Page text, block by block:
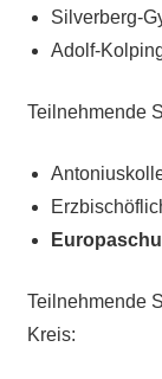
Silverberg-
Adolf-
Teilnehmende
Teilnehmende
Kreis: